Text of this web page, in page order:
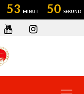
53 50